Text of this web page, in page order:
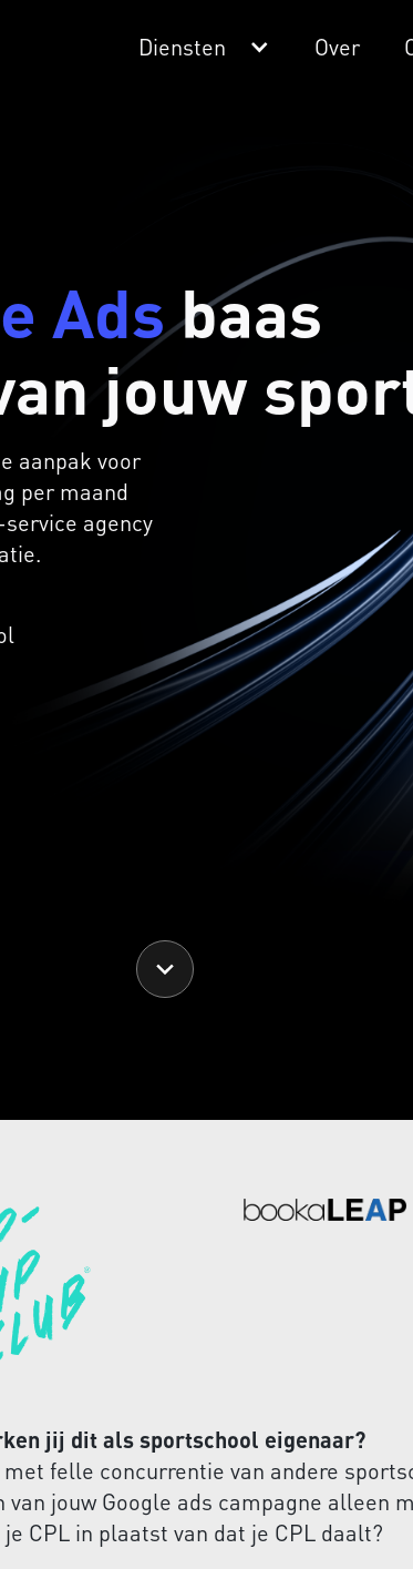
Diensten Over
Adsbaas
jouw
aanpak voor
per maand
agency
jij dit als sportschool eigenaar?
felle concurrentie van andere
van jouw Google ads campagne alleen
CPL in plaatst van dat je CPL daalt?